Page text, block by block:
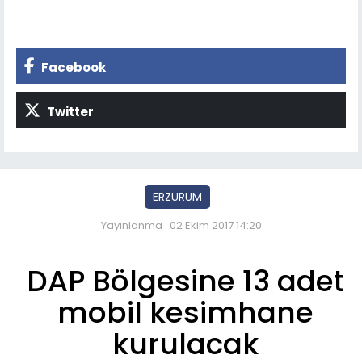
Facebook
Twitter
ERZURUM
Yayınlanma : 02 Ekim 2017 14:20
DAP Bölgesine 13 adet
mobil kesimhane
kurulacak